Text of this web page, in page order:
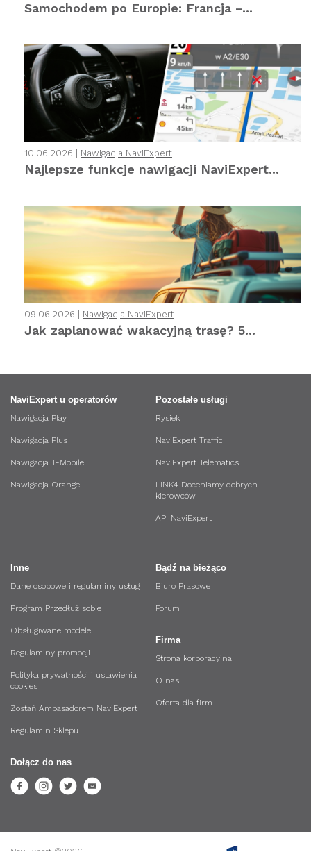
Samochodem po Europie: Francja –...
10.06.2026 | Nawigacja NaviExpert
Najlepsze funkcje nawigacji NaviExpert...
09.06.2026 | Nawigacja NaviExpert
Jak zaplanować wakacyjną trasę? 5...
NaviExpert u operatorów
Nawigacja Play
Nawigacja Plus
Nawigacja T-Mobile
Nawigacja Orange
Pozostałe usługi
Rysiek
NaviExpert Traffic
NaviExpert Telematics
LINK4 Doceniamy dobrych
kierowców
API NaviExpert
Bądź na bieżąco
Biuro Prasowe
Forum
Firma
Strona korporacyjna
O nas
Oferta dla firm
Inne
Dane osobowe i regulaminy usług
Program Przedłuż sobie
Obsługiwane modele
Regulaminy promocji
Polityka prywatności i ustawienia
cookies
Zostań Ambasadorem NaviExpert
Regulamin Sklepu
Dołącz do nas